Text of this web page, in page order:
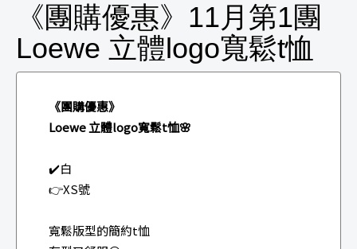
《團購優惠》11月第1團
Loewe 立體logo寬鬆t恤
《團購優惠》
Loewe 立體logo寬鬆t恤🌸
✔️白
👉XS號
寬鬆版型的簡約t恤